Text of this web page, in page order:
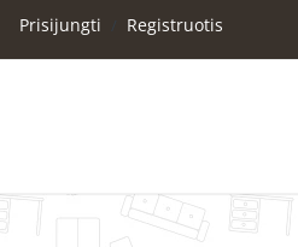
Prisijungti / Registruotis